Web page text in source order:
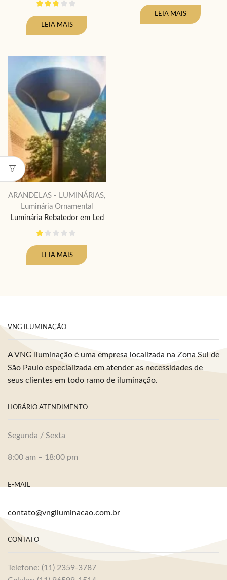
LEIA MAIS
LEIA MAIS
ARANDELAS - LUMINÁRIAS,
Luminária Ornamental
Luminária Rebatedor em Led
LEIA MAIS
VNG ILUMINAÇÃO
A VNG Iluminação é uma empresa localizada na Zona Sul de
São Paulo especializada em atender as necessidades de
seus clientes em todo ramo de iluminação.
HORÁRIO ATENDIMENTO
Segunda / Sexta
8:00 am – 18:00 pm
E-MAIL
contato@vngiluminacao.com.br
CONTATO
Telefone: (11) 2359-3787